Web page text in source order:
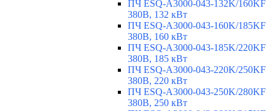
ПЧ ESQ-A3000-043-132K/160KF
380В, 132 кВт
ПЧ ESQ-A3000-043-160K/185KF
380В, 160 кВт
ПЧ ESQ-A3000-043-185K/220KF
380В, 185 кВт
ПЧ ESQ-A3000-043-220K/250KF
380В, 220 кВт
ПЧ ESQ-A3000-043-250K/280KF
380В, 250 кВт